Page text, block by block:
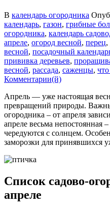
В календарь огородника
календарь, газон, грибные
огородника, календарь
апреле, огород весной, перец,
весной, посадочный
прививка деревьев,
весной, рассада, саженцы,
Комментарии(й)
Апрель — уже настоящая
превращений природы.
огородника – от апреля
апреле весьма непостоянная
чередуются с солнцем.
заморозки для принявшихся
Список садово-
апреле